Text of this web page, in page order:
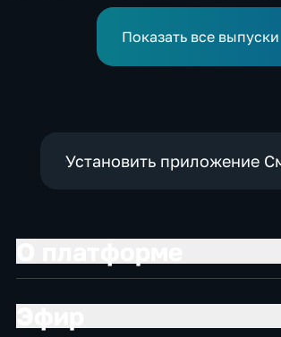
Показать все выпуски
Установить приложение